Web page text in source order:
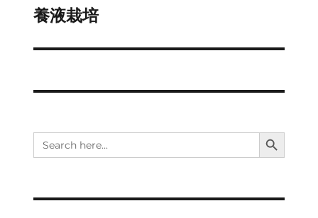
ゲ
ー
ン
次
投
養液栽培
Search
for:
SEARCH BUTTON